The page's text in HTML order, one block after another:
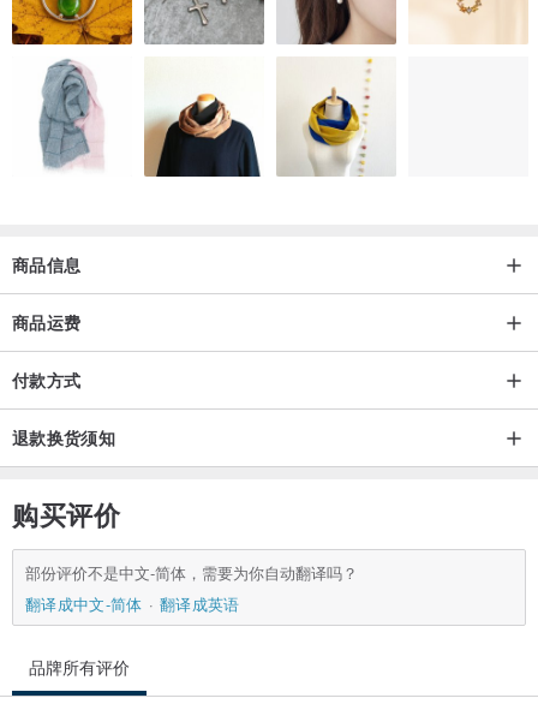
眼镜布或较柔软的布稍微擦拭,建议不使用时要放在
盒子内防止氧化褪色。
⭕️天然石说明
所有作品使用的宝石皆为天然石,每个天然石都纹路
⭕️若有任何疑问,购买前请多加询问,谢谢。
⭕️保养
● 避免接触香水、乳液、化学药品等
● 请勿在洗澡、游泳、泡温泉、大量出汗时配戴
● 不配戴时，请将饰品装入夹链袋中收藏，隔绝空气和水分防止快速
氧化
⭕️小小叮咛
● 商品皆为实物拍摄，每种显示器的色彩表现不一样，难免有些许色
商品信息
商品运费
付款方式
退款换货须知
购买评价
部份评价不是中文-简体，需要为你自动翻译吗？
翻译成中文-简体
翻译成英语
品牌所有评价